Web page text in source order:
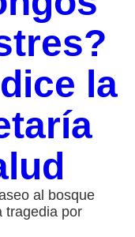
la
al bosque
tragedia por